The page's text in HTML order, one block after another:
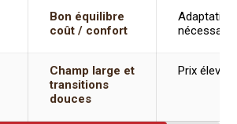
Bon équilibre
coût / confort
Adaptation
nécessaire
Champ large et
transitions
douces
Prix élevé